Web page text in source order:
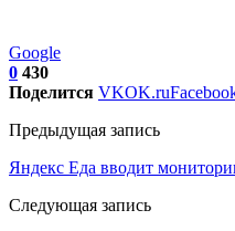
Google
0 430
Поделится VKOK.ru
Предыдущая запись
Яндекс Еда вводит
Следующая запись